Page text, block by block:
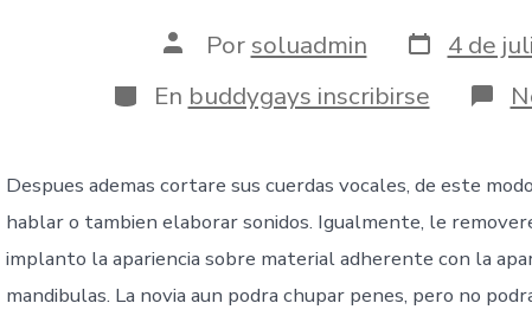
Autor
la
entrada
Por soluadmin Fecha
de
publicación
4 de
Categorías
En buddygays inscribirse
Despues ademas cortare sus cuerdas vocales, de este
hablar o tambien elaborar sonidos. Igualmente, le
implanto la apariencia sobre material adherente con la
mandibulas. La novia aun podra chupar penes, pero no